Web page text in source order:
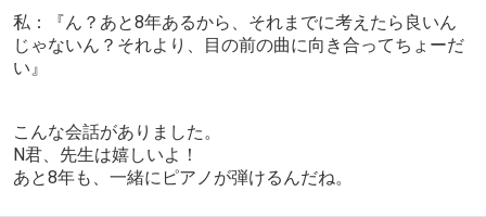
私：『ん？あと8年あるから、それまでに考えたら良いん
じゃないん？それより、目の前の曲に向き合ってちょーだ
い』
こんな会話がありました。
N君、先生は嬉しいよ！
あと8年も、一緒にピアノが弾けるんだね。